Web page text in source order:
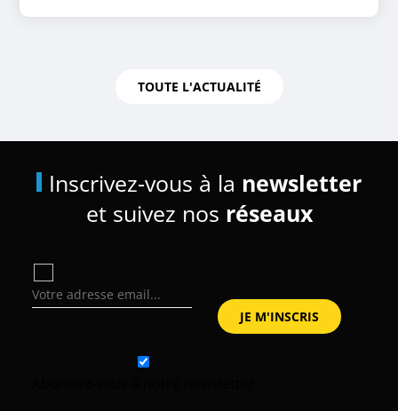
TOUTE L'ACTUALITÉ
Inscrivez-vous à la newsletter
et suivez nos réseaux